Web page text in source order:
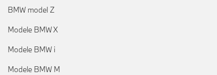
BMW model Z
Modele BMW X
Modele BMW i
Modele BMW M